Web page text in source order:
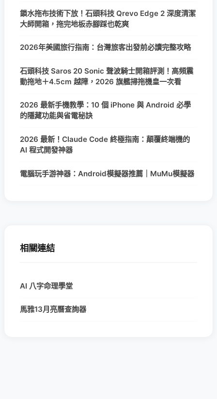
鎖水拖布技術下放！石頭科技 Qrevo Edge 2 深度清潔
大師開箱，拖完地板赤腳踩也乾爽
2026年美國旅行指南：台灣旅客出發前必讀完整攻略
石頭科技 Saros 20 Sonic 聲波騎士開箱評測！高頻震
動拖地＋4.5cm 越障，2026 旗艦掃拖機皇一次看
2026 最新手機教學：10 個 iPhone 與 Android 必學
的隱藏功能與省電秘訣
2026 最新！Claude Code 終極指南：顛覆終端機的
AI 程式開發神器
電腦玩手游神器：Android模擬器推薦｜MuMu模擬器
相關連結
AI 八字命理學堂
馬雅13月亮曆查詢器